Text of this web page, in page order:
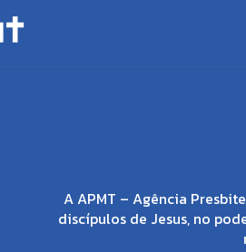
A APMT – Agência
discípulos de Jesus, no